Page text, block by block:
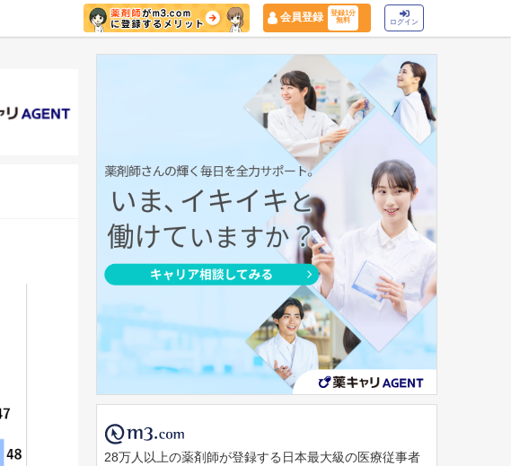
会員登録
登録1分
無料
ログイン
28万人以上の薬剤師が登録する日本最大級の医療従事者